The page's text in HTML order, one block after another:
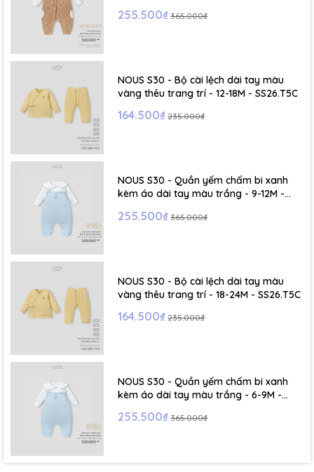
- NB : Dưới 6 kg
- Size S: 0-6 tháng
- Size M : 6-12 tháng
- Size L : 12-24 tháng
- Size XL :2- 6 tuổi
255.500₫ 365.000₫
NOUS S30 - Bộ cài lệch dài tay màu
vàng thêu trang trí - 12-18M - SS26.T5C
164.500₫ 235.000₫
NOUS S30 - Quần yếm chấm bi xanh
kèm áo dài tay màu trắng - 9-12M -
255.500₫ 365.000₫
NOUS S30 - Bộ cài lệch dài tay màu
vàng thêu trang trí - 18-24M - SS26.T5C
164.500₫ 235.000₫
NOUS S30 - Quần yếm chấm bi xanh
kèm áo dài tay màu trắng - 6-9M -
255.500₫ 365.000₫